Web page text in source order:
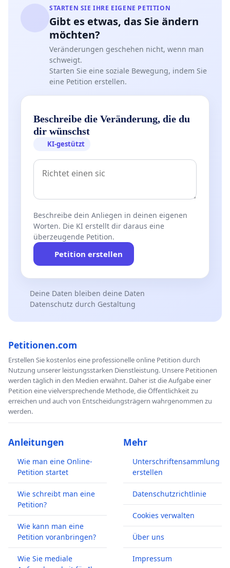
STARTEN SIE IHRE EIGENE PETITION
Gibt es etwas, das Sie ändern
möchten?
Veränderungen geschehen nicht, wenn man
schweigt.
Starten Sie eine soziale Bewegung, indem Sie
eine Petition erstellen.
Beschreibe die Veränderung, die du
dir wünschst
KI-gestützt
Beschreibe dein Anliegen in deinen eigenen
Worten. Die KI erstellt dir daraus eine
überzeugende Petition.
Petition erstellen
Deine Daten bleiben deine Daten
Datenschutz durch Gestaltung
Petitionen.com
Erstellen Sie kostenlos eine professionelle online Petition durch
Nutzung unserer leistungsstarken Dienstleistung. Unsere Petitionen
werden täglich in den Medien erwähnt. Daher ist die Aufgabe einer
Petition eine vielversprechende Methode, die Öffentlichkeit zu
erreichen und auch von Entscheidungsträgern wahrgenommen zu
werden.
Anleitungen
Wie man eine Online-
Petition startet
Wie schreibt man eine
Petition?
Wie kann man eine
Petition voranbringen?
Wie Sie mediale
Mehr
Unterschriftensammlung
erstellen
Datenschutzrichtlinie
Cookies verwalten
Über uns
Impressum